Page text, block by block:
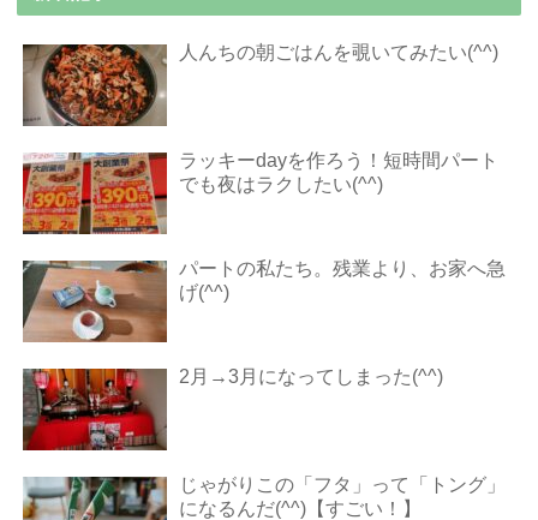
人んちの朝ごはんを覗いてみたい(^^)
ラッキーdayを作ろう！短時間パート
でも夜はラクしたい(^^)
パートの私たち。残業より、お家へ急
げ(^^)
2月→3月になってしまった(^^)
じゃがりこの「フタ」って「トング」
になるんだ(^^)【すごい！】